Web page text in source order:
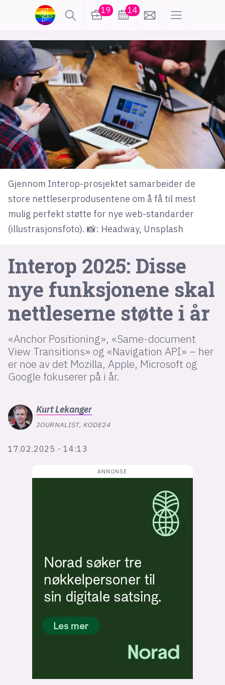
19 14
Gjennom Interop-prosjektet samarbeider de
store nettleserprodusentene om å få til mest
mulig perfekt støtte for nye web-standarder
(illustrasjonsfoto). 📸: Headway, Unsplash
Interop 2025: Disse
nye funksjonene skal
nettleserne støtte i år
«Anchor Positioning», «Same-document
View Transitions» og «Navigation API» – her
er noe av det Mozilla, Apple, Microsoft og
Google fokuserer på i år.
KurtLekanger
JOURNALIST, KODE24
17.02.2025 - 14:13
lønn
KI
karriere
meninger
utdanning sikkerhet
kontor
frontend
backend
apputvikling
devops
IoT
design
tilgjengelighet
ukas koder
inn/ut
hobby
mørk modus
nyhetsbrev
kode24-klubben
LinkedIn
Bluesky
Facebook
annonsepriser
annonseguide
Bli firmapartner